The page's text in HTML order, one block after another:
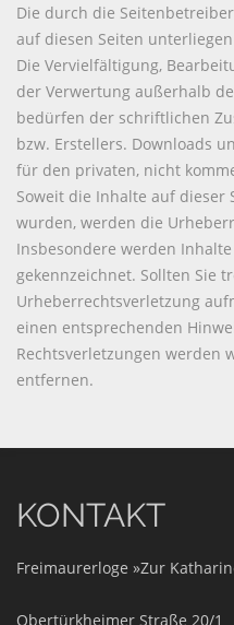
Die durch die
auf diesen Seiten
Die Vervielfältigung,
der Verwertung außerhalb
bedürfen der schriftlichen
bzw. Erstellers. Downloads
für den privaten, nicht
Soweit die Inhalte auf
wurden, werden die
Insbesondere werden
gekennzeichnet. Sollten Sie
Urheberrechtsverletzung
einen entsprechenden
Rechtsverletzungen werden
entfernen.
KONTAKT
Freimaurerloge »Zur
Obertürkheimer Straße 20/1